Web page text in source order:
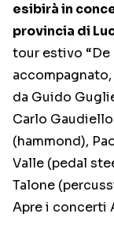
esibirà in
provincia di
tour estivo “De
da Guido
Carlo
(hammond),
Valle (pedal
Talone
Apre i concerti